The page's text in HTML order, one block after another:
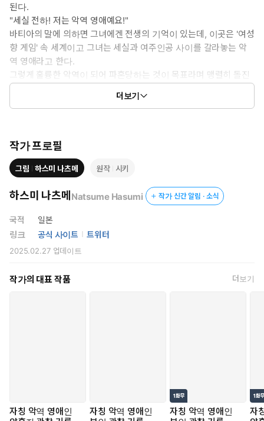
된다.
"세실 전하! 저는 악역 영애예요!"
바티아의 말에 의하면 그녀에겐 전생의 기억이 있는데, 이곳은 '여성
향 게임' 속 세계이고 그녀는 세실과 여주인공 사이를 갈라놓는 악
역 영애라고 한다.
그렇게 훌륭한 악역이 되어 파혼당하는 것이 목표라며 맹렬히 돌진
하는 바티아는 지루한 세실의 일상에 차례차례 소동을 일으키기 시
더보기
작가 프로필
그림 하스미 나츠메 원작 시키
하스미 나츠메 Natsume Hasumi 작가 신간 알림 · 소식
국적
일본
링크
공식 사이트 트위터
2025.02.27업데이트
작가의 대표 작품 더보기
자칭 악역 영애인
자칭 악역 영애인
자칭 악역 영애인
자